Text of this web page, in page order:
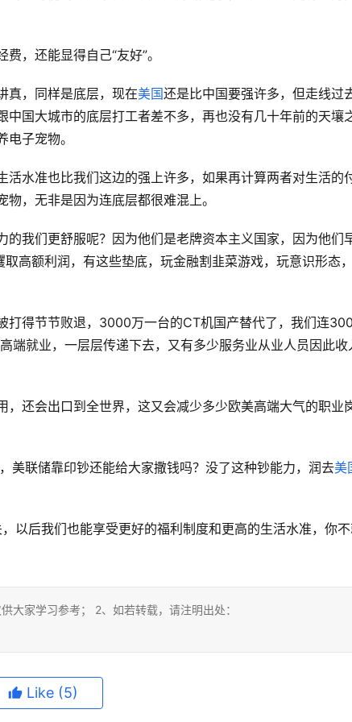
，还能显得自己“友好”。
真，同样是底层，现在美国还是比中国要强许多，但走线过
中国大城市的底层打工者差不多，再也没有几十年前的天壤
子宠物。
水准也比我们这边的强上许多，如果再计算两者对生活的
，无非是因为连底层都很难混上。
我们更舒服呢？因为他们是老牌资本主义国家，因为他们
高额利润，有这些垫底，玩金融割韭菜游戏，玩意识形态
打得节节败退，3000万一台的CT机国产替代了，我们连
端就业，一层层传递下去，又有多少服务业从业人员因此收
还会出口到全世界，这又会减少多少欧美高端大气的职业
美联储靠印钞还能给大家撒钱吗？没了这种钞能力，润去美
以后我们也能享受更好的福利制度和更高的生活水准，你
大家学习参考； 2、如若转载，请注明出处：
Like (5)